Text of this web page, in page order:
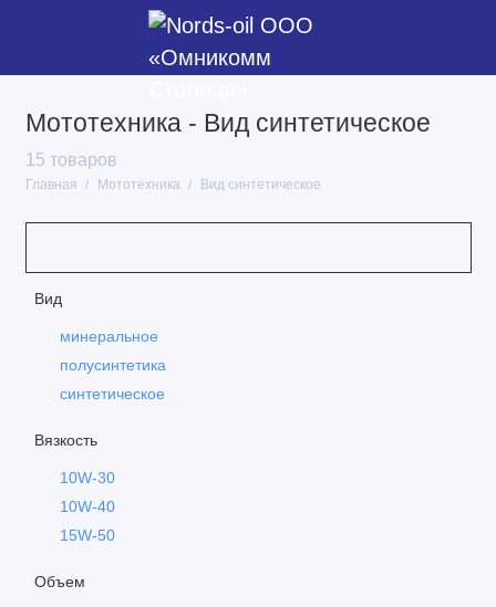
Мототехника - Вид синтетическое
15 товаров
Главная Мототехника Вид синтетическое
Вид
минеральное
полусинтетика
синтетическое
Вязкость
10W-30
10W-40
15W-50
Объем
2Т масла
4Т масла
Масла для снегоходов